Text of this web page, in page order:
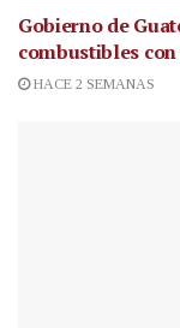
Gobierno de
combustibles
HACE 2 SEMANAS